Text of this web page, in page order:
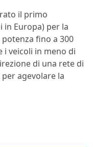
il primo
Europa) per la
fino a 300
veicoli in meno di
di una rete di
agevolare la